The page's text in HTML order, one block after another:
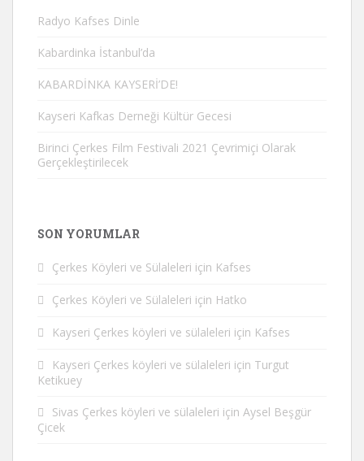
Radyo Kafses Dinle
Kabardinka İstanbul’da
KABARDİNKA KAYSERİ’DE!
Kayseri Kafkas Derneği Kültür Gecesi
Birinci Çerkes Film Festivali 2021 Çevrimiçi Olarak
Gerçekleştirilecek
SON YORUMLAR
Çerkes Köyleri ve Sülaleleri için Kafses
Çerkes Köyleri ve Sülaleleri için Hatko
Kayseri Çerkes köyleri ve sülaleleri için Kafses
Kayseri Çerkes köyleri ve sülaleleri için Turgut
Ketikuey
Sivas Çerkes köyleri ve sülaleleri için Aysel Beşgür
Çicek